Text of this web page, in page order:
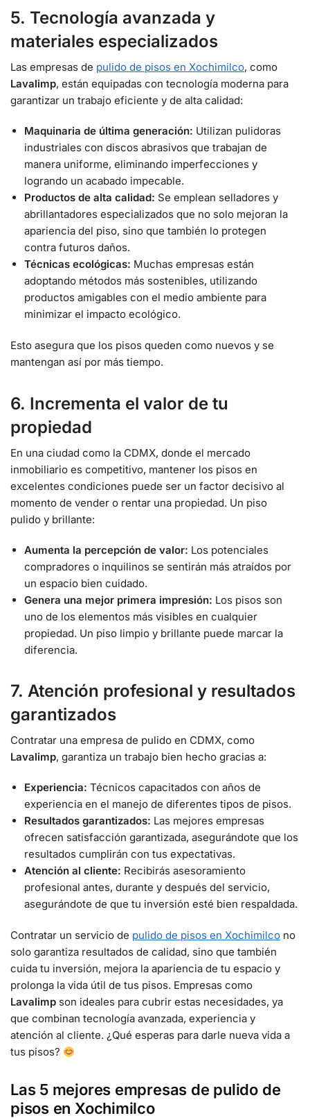
5. Tecnología avanzada y
materiales especializados
Las empresas de pulido de pisos en Xochimilco, como
Lavalimp, están equipadas con tecnología moderna para
garantizar un trabajo eficiente y de alta calidad:
Maquinaria de última generación: Utilizan pulidoras
industriales con discos abrasivos que trabajan de
manera uniforme, eliminando imperfecciones y
logrando un acabado impecable.
Productos de alta calidad: Se emplean selladores y
abrillantadores especializados que no solo mejoran la
apariencia del piso, sino que también lo protegen
contra futuros daños.
Técnicas ecológicas: Muchas empresas están
adoptando métodos más sostenibles, utilizando
productos amigables con el medio ambiente para
minimizar el impacto ecológico.
Esto asegura que los pisos queden como nuevos y se
mantengan así por más tiempo.
6. Incrementa el valor de tu
propiedad
En una ciudad como la CDMX, donde el mercado
inmobiliario es competitivo, mantener los pisos en
excelentes condiciones puede ser un factor decisivo al
momento de vender o rentar una propiedad. Un piso
pulido y brillante:
Aumenta la percepción de valor: Los potenciales
compradores o inquilinos se sentirán más atraídos por
un espacio bien cuidado.
Genera una mejor primera impresión: Los pisos son
uno de los elementos más visibles en cualquier
propiedad. Un piso limpio y brillante puede marcar la
diferencia.
7. Atención profesional y resultados
garantizados
Contratar una empresa de pulido en CDMX, como
Lavalimp, garantiza un trabajo bien hecho gracias a:
Experiencia: Técnicos capacitados con años de
experiencia en el manejo de diferentes tipos de pisos.
Resultados garantizados: Las mejores empresas
ofrecen satisfacción garantizada, asegurándote que los
resultados cumplirán con tus expectativas.
Atención al cliente: Recibirás asesoramiento
profesional antes, durante y después del servicio,
asegurándote de que tu inversión esté bien respaldada.
Contratar un servicio de pulido de pisos en Xochimilco no
solo garantiza resultados de calidad, sino que también
cuida tu inversión, mejora la apariencia de tu espacio y
prolonga la vida útil de tus pisos. Empresas como
Lavalimp son ideales para cubrir estas necesidades, ya
que combinan tecnología avanzada, experiencia y
atención al cliente. ¿Qué esperas para darle nueva vida a
tus pisos?
Las 5 mejores empresas de pulido de
pisos en Xochimilco